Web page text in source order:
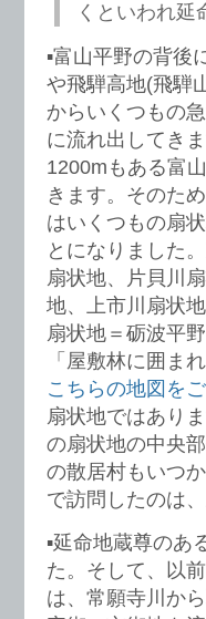
くといわれ延
▪️富山平野の背後
や飛騨高地(飛騨
からいくつもの
に流れ出してき
1200mもある富
きます。そのた
はいくつもの扇
とになりました
扇状地、片貝川
地、上市川扇状
扇状地＝砺波平
「屋敷林に囲ま
こちらの地図を
扇状地ではあり
の扇状地の中央
の散居村もいつ
で訪問したのは
▪️延命地蔵尊のあ
た。そして、以
は、常願寺川か